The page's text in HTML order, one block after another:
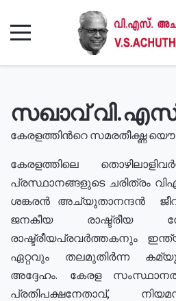
സഖാവ്
കേരളത്തിൻറെ സമരതീക്ഷ്ണ
കേരളത്തിലെ
പ്രസ്ഥാനങ്ങളുടെ ചരിത്രം
ശങ്കരൻ അച്യുതാനന്ദൻ
ജനകീയ രാഷ്ട്രീയ
രാഷ്ട്രീയപ്രവർത്തകനും
ഏറ്റവും തലമുതിർന്ന
അദ്ദേഹം. കേരള
പ്രതിപക്ഷനേതാവ്,